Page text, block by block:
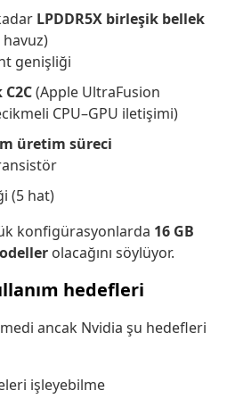
LPDDR5X birleşik bellek
havuz)
genişliği
(Apple UltraFusion
CPU–GPU iletişimi)
üretim süreci
(5 hat)
konfigürasyonlarda 16 GB
olacağını söylüyor.
hedefleri
ancak Nvidia şu hedefleri
işleyebilme